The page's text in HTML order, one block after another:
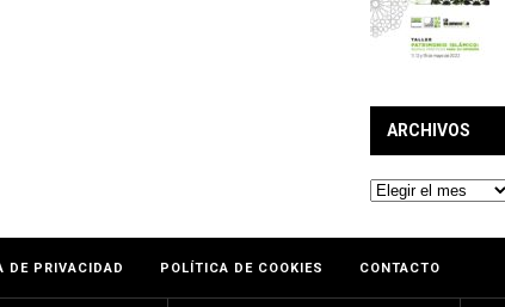
ARCHIVOS
Archivos
DE PRIVACIDAD POLÍTICA DE COOKIES CONTACTO